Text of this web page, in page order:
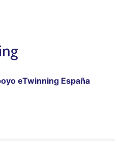
eTwinning España